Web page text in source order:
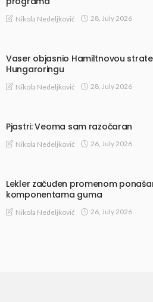
Nikola Nedeljković 28, July 2026
Vaser objasnio Hamiltnovou
Hungaroringu
Nikola Nedeljković 28, July 2026
Pjastri: Veoma sam razočaran
Nikola Nedeljković 26, July 2026
Lekler začuđen promenom
komponentama guma
Nikola Nedeljković 26, July 2026